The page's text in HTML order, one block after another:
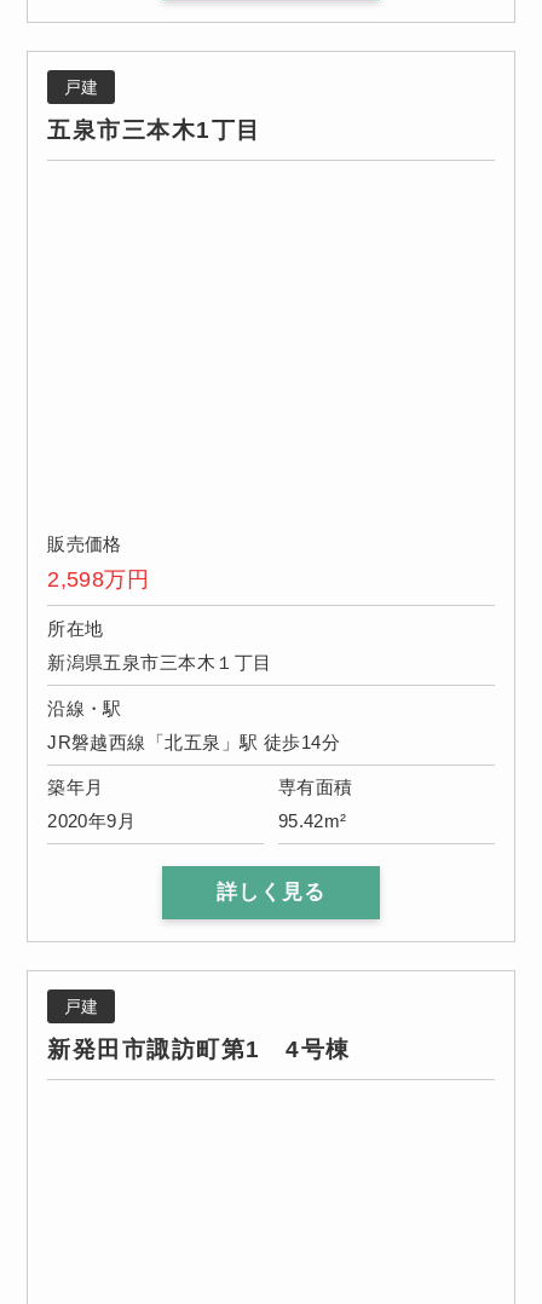
戸建
五泉市三本木1丁目
販売価格
2,598万円
所在地
新潟県五泉市三本木１丁目
沿線・駅
JR磐越西線「北五泉」駅 徒歩14分
築年月
2020年9月
専有面積
95.42m²
詳しく見る
戸建
新発田市諏訪町第1 4号棟